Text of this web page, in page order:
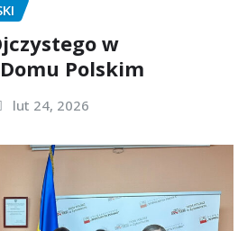
w
Polskim
lut 24, 2026